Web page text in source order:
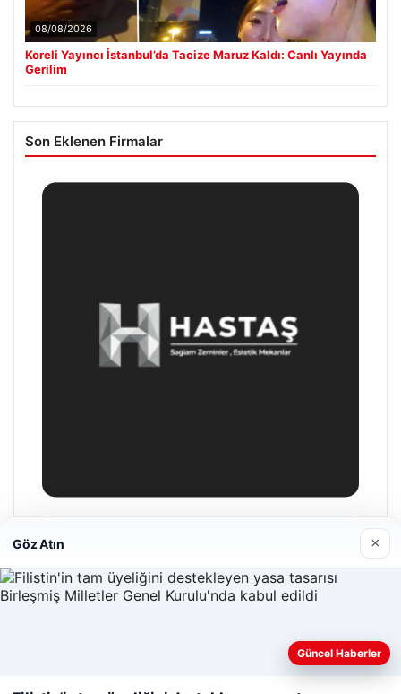
08/08/2026
Koreli Yayıncı İstanbul’da Tacize Maruz Kaldı: Canlı Yayında
Gerilim
Son Eklenen Firmalar
Hastaş Beton
Web sitemizi nasıl kullandığınızı daha iyi anlayabilmek,
Göz Atın ×
Güncel Haberler